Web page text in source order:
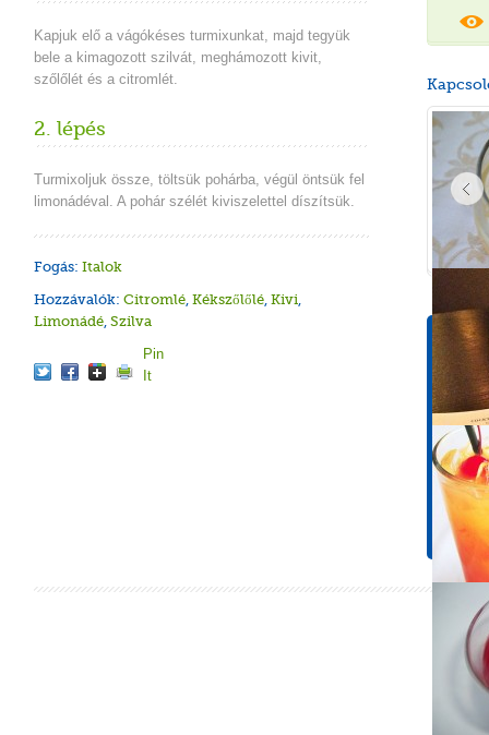
Kapjuk elő a vágókéses turmixunkat, majd tegyük
bele a kimagozott szilvát, meghámozott kivit,
szőlőlét és a citromlét.
2. lépés
Turmixoljuk össze, töltsük pohárba, végül öntsük fel
limonádéval. A pohár szélét kiviszelettel díszítsük.
Fogás: Italok
Hozzávalók: Citromlé, Kékszőlőlé, Kivi,
Limonádé, Szilva
Pin
It
1
165
0 mg
Cukor
34,6